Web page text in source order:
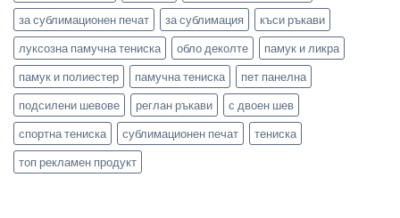
за сублимационен печат
за сублимация
къси ръкави
луксозна памучна тениска
обло деколте
памук и ликра
памук и полиестер
памучна тениска
пет панелна
подсилени шевове
реглан ръкави
с двоен шев
спортна тениска
сублимационен печат
тениска
топ рекламен продукт